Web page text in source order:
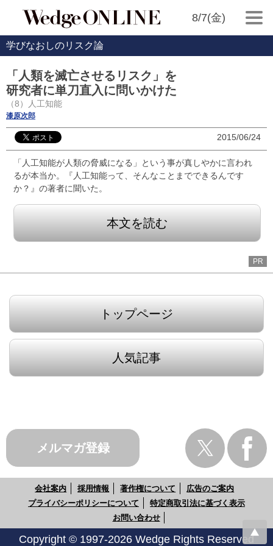
8/7(金)
学びなおしのリスク論
「人類を滅亡させるリスク」を
研究者に単刀直入に問いかけた
（8）人工知能
漆原次郎
2015/06/24
「人工知能が人類の脅威になる」という事が真しやかに言われ
るが本当か。『人工知能って、そんなことまでできるんです
か？』の著者に聞いた。
本文を読む
PR
トップページ
人気記事
メルマガ登録
会社案内 採用情報 著作権について
広告のご案内
プライバシーポリシーについて
特定商取引法に基づく表示
お問い合わせ
Copyright © 1997-2026 Wedge Rights Reserved